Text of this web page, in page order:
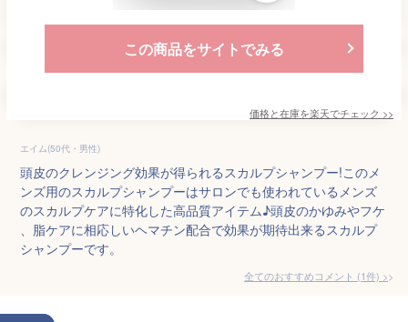
この商品をサイトでみる
価格と在庫を楽天でチェック >>
エイム(50代・男性)
頭皮のクレンジング効果が得られるスカルプシャンプー!このメ
ンズ用のスカルプシャンプーはサロンでも使われているメンズ
のスカルプケアに特化した高品質アイテム♪頭皮のかゆみやフケ
、脂ケアに相応しいヘマチン配合で効果が期待出来るスカルプ
シャンプーです。
全てのおすすめコメント (1件) >